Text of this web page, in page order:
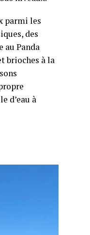
parmi les
des
au Panda
brioches à la
d’eau à